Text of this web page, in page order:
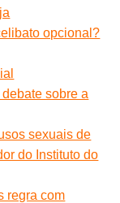
opcional?
sobre a
sexuais de
do Instituto do
regra com